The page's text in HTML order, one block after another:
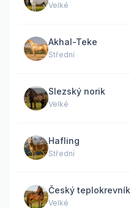
Velké
Akhal-Teke
Střední
Slezský norik
Velké
Hafling
Střední
Český teplokrevník
Velké